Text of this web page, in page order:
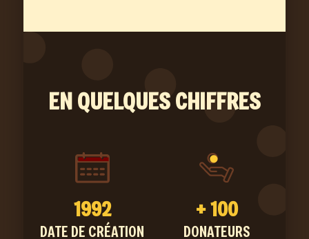
EN QUELQUES CHIFFRES
1992
DATE DE CRÉATION
+100
DONATEURS